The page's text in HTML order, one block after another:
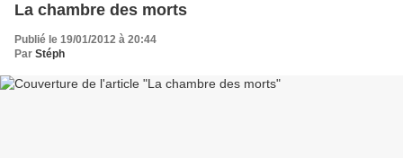
La chambre des morts
Publié le 19/01/2012 à 20:44
Par Stéph